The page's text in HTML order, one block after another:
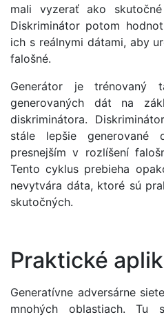
mali vyzerať ako
Diskriminátor potom
ich s reálnymi dátami, aby
falošné.
Generátor je trénovaný
generovaných dát na
diskriminátora.
stále lepšie
presnejším v rozlíšení
Tento cyklus prebieha
nevytvára dáta, ktoré sú
skutočných.
Praktické
Generatívne adversárne
mnohých oblastiach. Tu